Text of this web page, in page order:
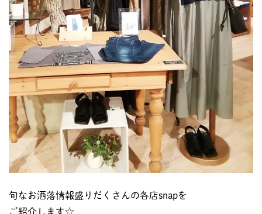
旬なお洒落情報盛りだくさんの各店snapを
ご紹介します☆